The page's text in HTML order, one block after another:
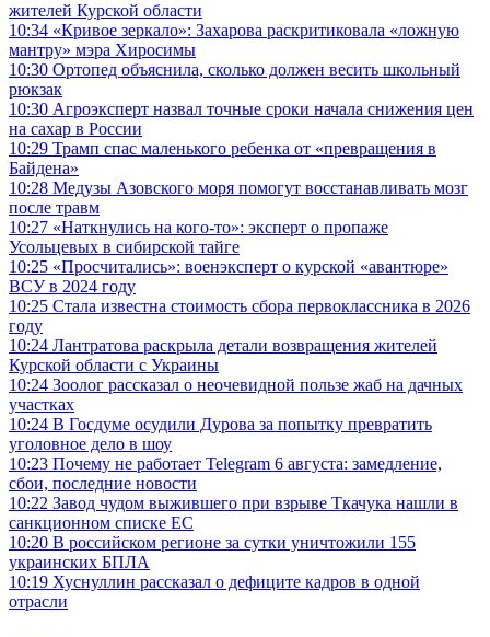
жителей Курской области
10:34 «Кривое зеркало»: Захарова раскритиковала «ложную
мантру» мэра Хиросимы
10:30 Ортопед объяснила, сколько должен весить школьный
рюкзак
10:30 Агроэксперт назвал точные сроки начала снижения цен
на сахар в России
10:29 Трамп спас маленького ребенка от «превращения в
Байдена»
10:28 Медузы Азовского моря помогут восстанавливать мозг
после травм
10:27 «Наткнулись на кого-то»: эксперт о пропаже
Усольцевых в сибирской тайге
10:25 «Просчитались»: военэксперт о курской «авантюре»
ВСУ в 2024 году
10:25 Стала известна стоимость сбора первоклассника в 2026
году
10:24 Лантратова раскрыла детали возвращения жителей
Курской области с Украины
10:24 Зоолог рассказал о неочевидной пользе жаб на дачных
участках
10:24 В Госдуме осудили Дурова за попытку превратить
уголовное дело в шоу
10:23 Почему не работает Telegram 6 августа: замедление,
сбои, последние новости
10:22 Завод чудом выжившего при взрыве Ткачука нашли в
санкционном списке ЕС
10:20 В российском регионе за сутки уничтожили 155
украинских БПЛА
10:19 Хуснуллин рассказал о дефиците кадров в одной
отрасли